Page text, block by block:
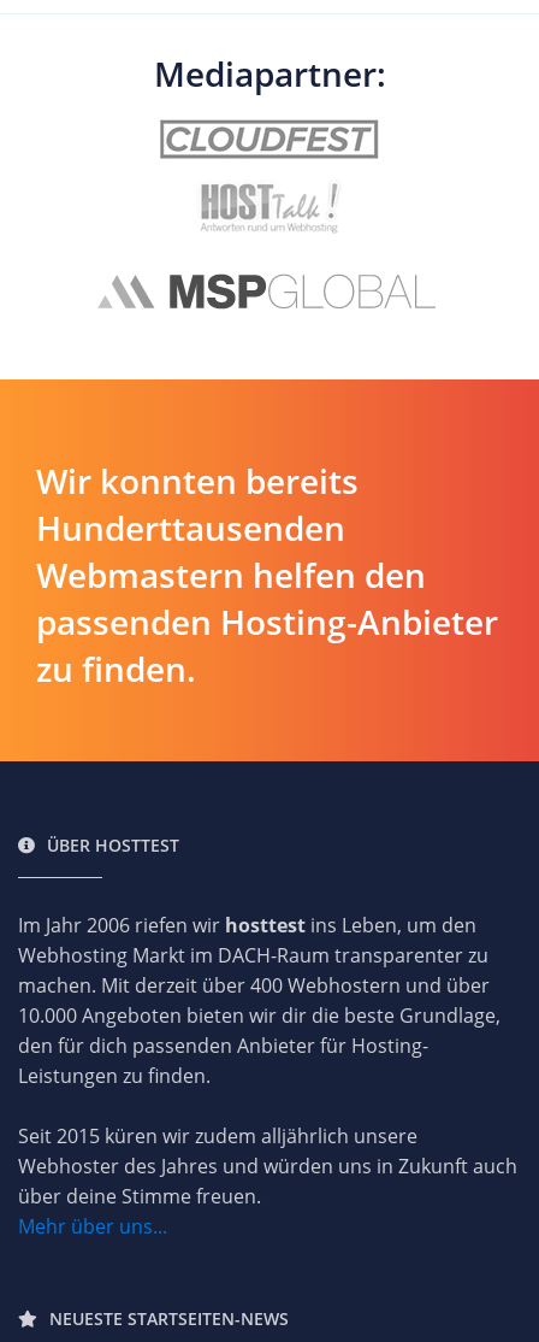
Mediapartner:
Wir konnten bereits
Hunderttausenden
Webmastern helfen den
passenden Hosting-Anbieter
zu finden.
ÜBER HOSTTEST
Im Jahr 2006 riefen wir hosttest ins Leben, um den
Webhosting Markt im DACH-Raum transparenter zu
machen. Mit derzeit über 400 Webhostern und über
10.000 Angeboten bieten wir dir die beste Grundlage,
den für dich passenden Anbieter für Hosting-
Leistungen zu finden.
Seit 2015 küren wir zudem alljährlich unsere
Webhoster des Jahres und würden uns in Zukunft auch
über deine Stimme freuen.
Mehr über uns...
NEUESTE STARTSEITEN-NEWS